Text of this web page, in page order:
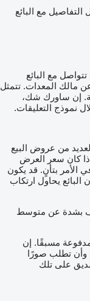
مع البائع
مع البائع
مالك المعدات. تتمثل
إن ساورك شك،
نموذج التعليقات.
من عروض البيع
كان سعر العرض
الأمر بتأنٍ. قد يكون
يحاول ارتكاب
بشدة عن متوسط
مسبقًا. إن
تطلب صورًا
على تلك